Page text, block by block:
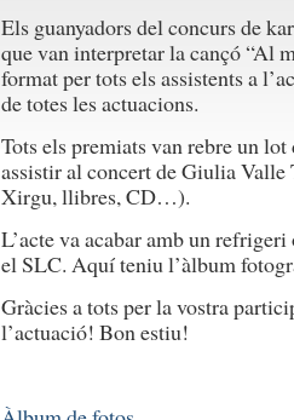
Els guanyadors del concurs de
que van interpretar la cançó “Al
format per tots els assistents a
de totes les actuacions.
Tots els premiats van rebre un
assistir al concert de Giulia
Xirgu, llibres, CD…).
L’acte va acabar amb un
el SLC. Aquí teniu l’àlbum
Gràcies a tots per la vostra
l’actuació! Bon estiu!